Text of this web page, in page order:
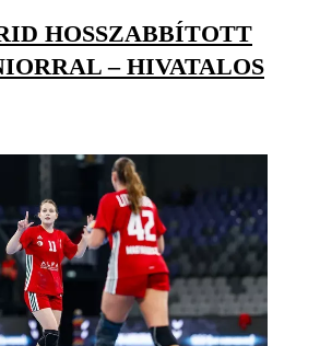
HOSSZABBÍTOTT
– HIVATALOS